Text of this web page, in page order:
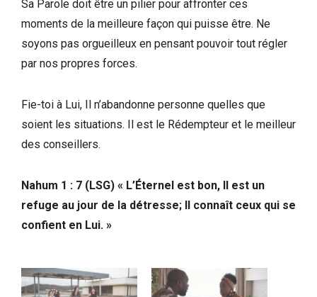
Sa Parole doit être un pilier pour affronter ces
moments de la meilleure façon qui puisse être. Ne
soyons pas orgueilleux en pensant pouvoir tout régler
par nos propres forces.
Fie-toi à Lui, Il n’abandonne personne quelles que
soient les situations. Il est le Rédempteur et le meilleur
des conseillers.
Nahum 1 : 7 (LSG) « L’Éternel est bon, Il est un
refuge au jour de la détresse; Il connaît ceux qui se
confient en Lui. »